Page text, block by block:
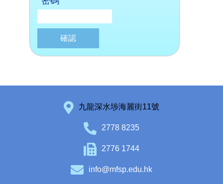
九龍深水埗海麗街11號
2778 8235
2776 1744
info@mfsp.edu.hk